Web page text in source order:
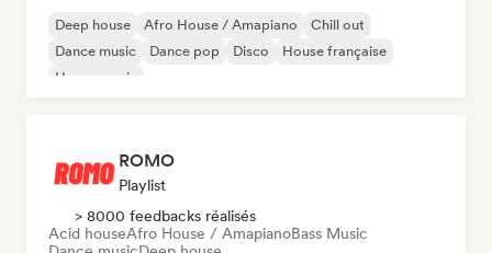
Deep house Afro House / Amapiano
Chill out
Dance music
Dance pop Disco
House française
House music
ROMO
Playlist
> 8000 feedbacks réalisés
Acid houseAfro House / AmapianoBass Music